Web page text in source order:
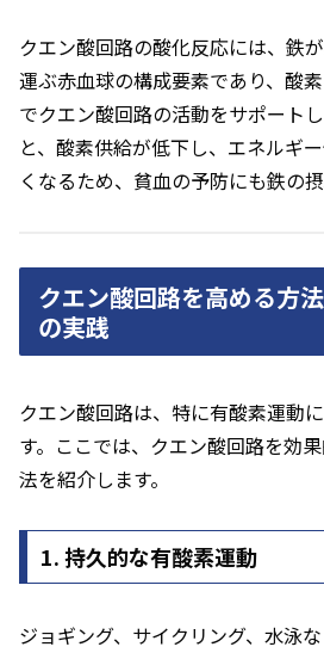
クエン酸回路の酸化反応には、鉄
運ぶ赤血球の構成要素であり、酸
でクエン酸回路の活動をサポート
と、酸素供給が低下し、エネルギ
くなるため、貧血の予防にも鉄の摂
クエン酸回路を高める方
の実践
クエン酸回路は、特に有酸素運動
す。ここでは、クエン酸回路を効
法を紹介します。
1. 持久的な有酸素運動
ジョギング、サイクリング、水泳